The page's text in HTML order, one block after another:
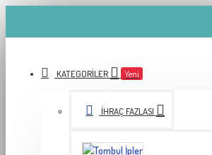
KATEGORILER Yeni
İHRAÇ FAZLASI